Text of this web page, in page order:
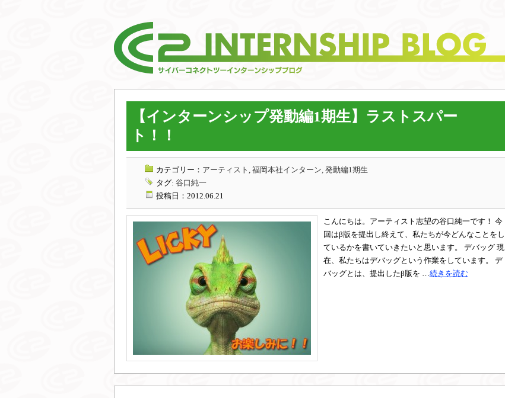
【インターンシップ発動編1期生】ラストスパー
ト！！
カテゴリー： アーティスト , 福岡本社インターン, 発動編1期生
タグ: 谷口純一
投稿日：2012.06.21
こんにちは。アーティスト志望の谷口純一です！ 今
回はβ版を提出し終えて、私たちが今どんなことをし
ているかを書いていきたいと思います。 デバッグ 現
在、私たちはデバッグという作業をしています。 デ
バッグとは、提出したβ版を …続きを読む